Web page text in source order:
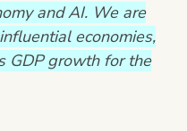
and AI. We are
economies,
GDP growth for the